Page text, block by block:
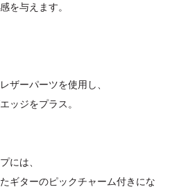
を与えます。
ザーパーツを使用し、
ッジをプラス。
には、
ギターのピックチャーム付きにな